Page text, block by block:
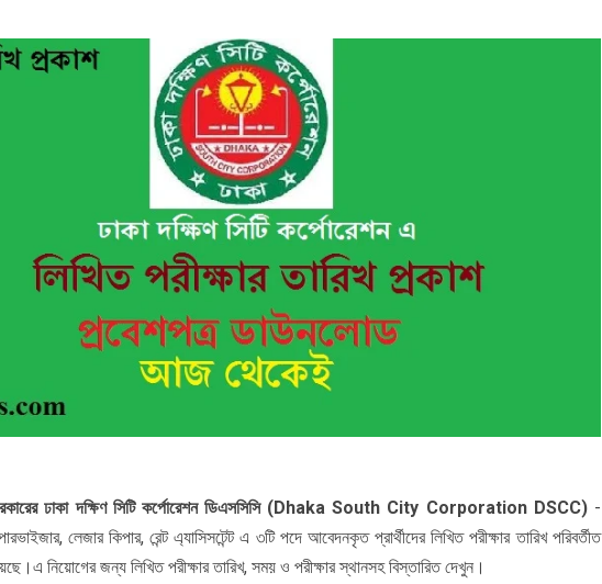
ঢাকা দক্ষিণ সিটি কর্পোরেশন ডিএসসিসি (Dhaka South City Corporation DSCC) -
লেজার কিপার, রেন্ট এ্যাসিসটেন্ট এ ৩টি পদে আবেদনকৃত প্রার্থীদেরলিখিত পরীক্ষার তারিখ পরিবর্তীত
এ নিয়োগের জন্য লিখিত পরীক্ষার তারিখ, সময় ও পরীক্ষার স্থানসহ বিস্তারিত দেখুন।